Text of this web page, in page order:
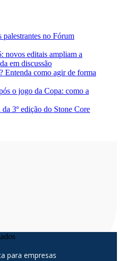
no Fórum
novos editais ampliam a
em discussão
Entenda como agir de forma
o jogo da Copa: como a
3º edição do Stone Core
para empresas